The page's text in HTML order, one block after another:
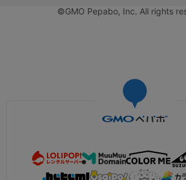
©GMO Pepabo, Inc. All rights